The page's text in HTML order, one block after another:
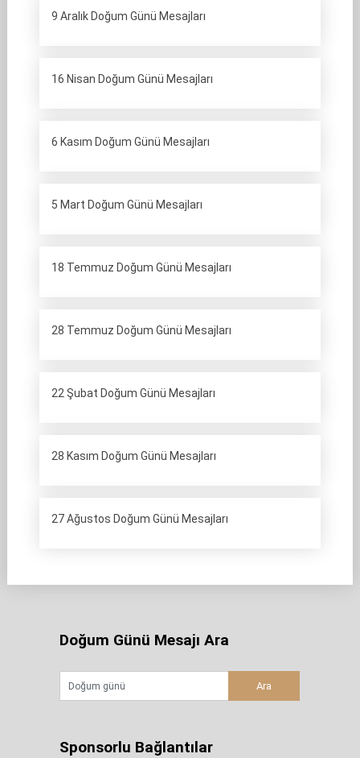
9 Aralık Doğum Günü Mesajları
16 Nisan Doğum Günü Mesajları
6 Kasım Doğum Günü Mesajları
5 Mart Doğum Günü Mesajları
18 Temmuz Doğum Günü Mesajları
28 Temmuz Doğum Günü Mesajları
22 Şubat Doğum Günü Mesajları
28 Kasım Doğum Günü Mesajları
27 Ağustos Doğum Günü Mesajları
Doğum Günü Mesajı Ara
Sponsorlu Bağlantılar